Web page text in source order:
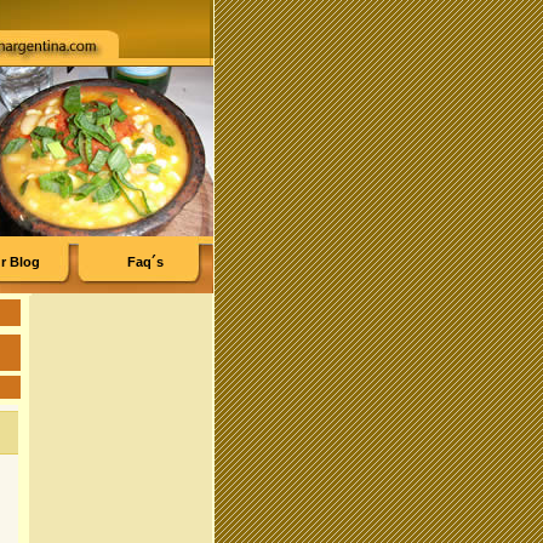
Faq´s
Blog